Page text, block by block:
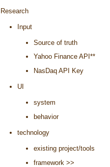
Research
Input
Source of truth
Yahoo Finance API**
NasDaq API Key
UI
system
behavior
technology
existing project/tools
framework >>